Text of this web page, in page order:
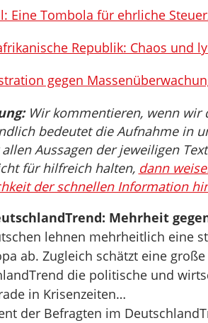
Eine Tombola für ehrliche
Republik: Chaos und
gegen
Wir kommentieren, wenn wir
bedeutet die Aufnahme in
Aussagen der jeweiligen
für hilfreich halten, dann
der schnellen Information
Mehrheit
lehnen mehrheitlich eine
ab. Zugleich schätzt eine
die politische und
in Krisenzeiten…
der Befragten im